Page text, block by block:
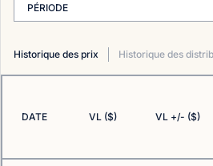
PÉRIODE
Historique des prix Historique des
DATE VL ($) VL +/- ($)